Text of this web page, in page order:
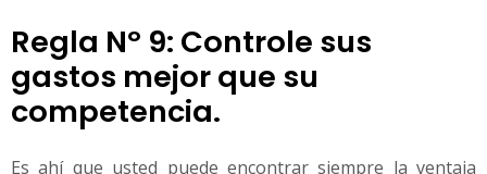
Regla Nº 9: Controle sus
gastos mejor que su
competencia.
Es ahí que usted puede encontrar siempre la ventaja